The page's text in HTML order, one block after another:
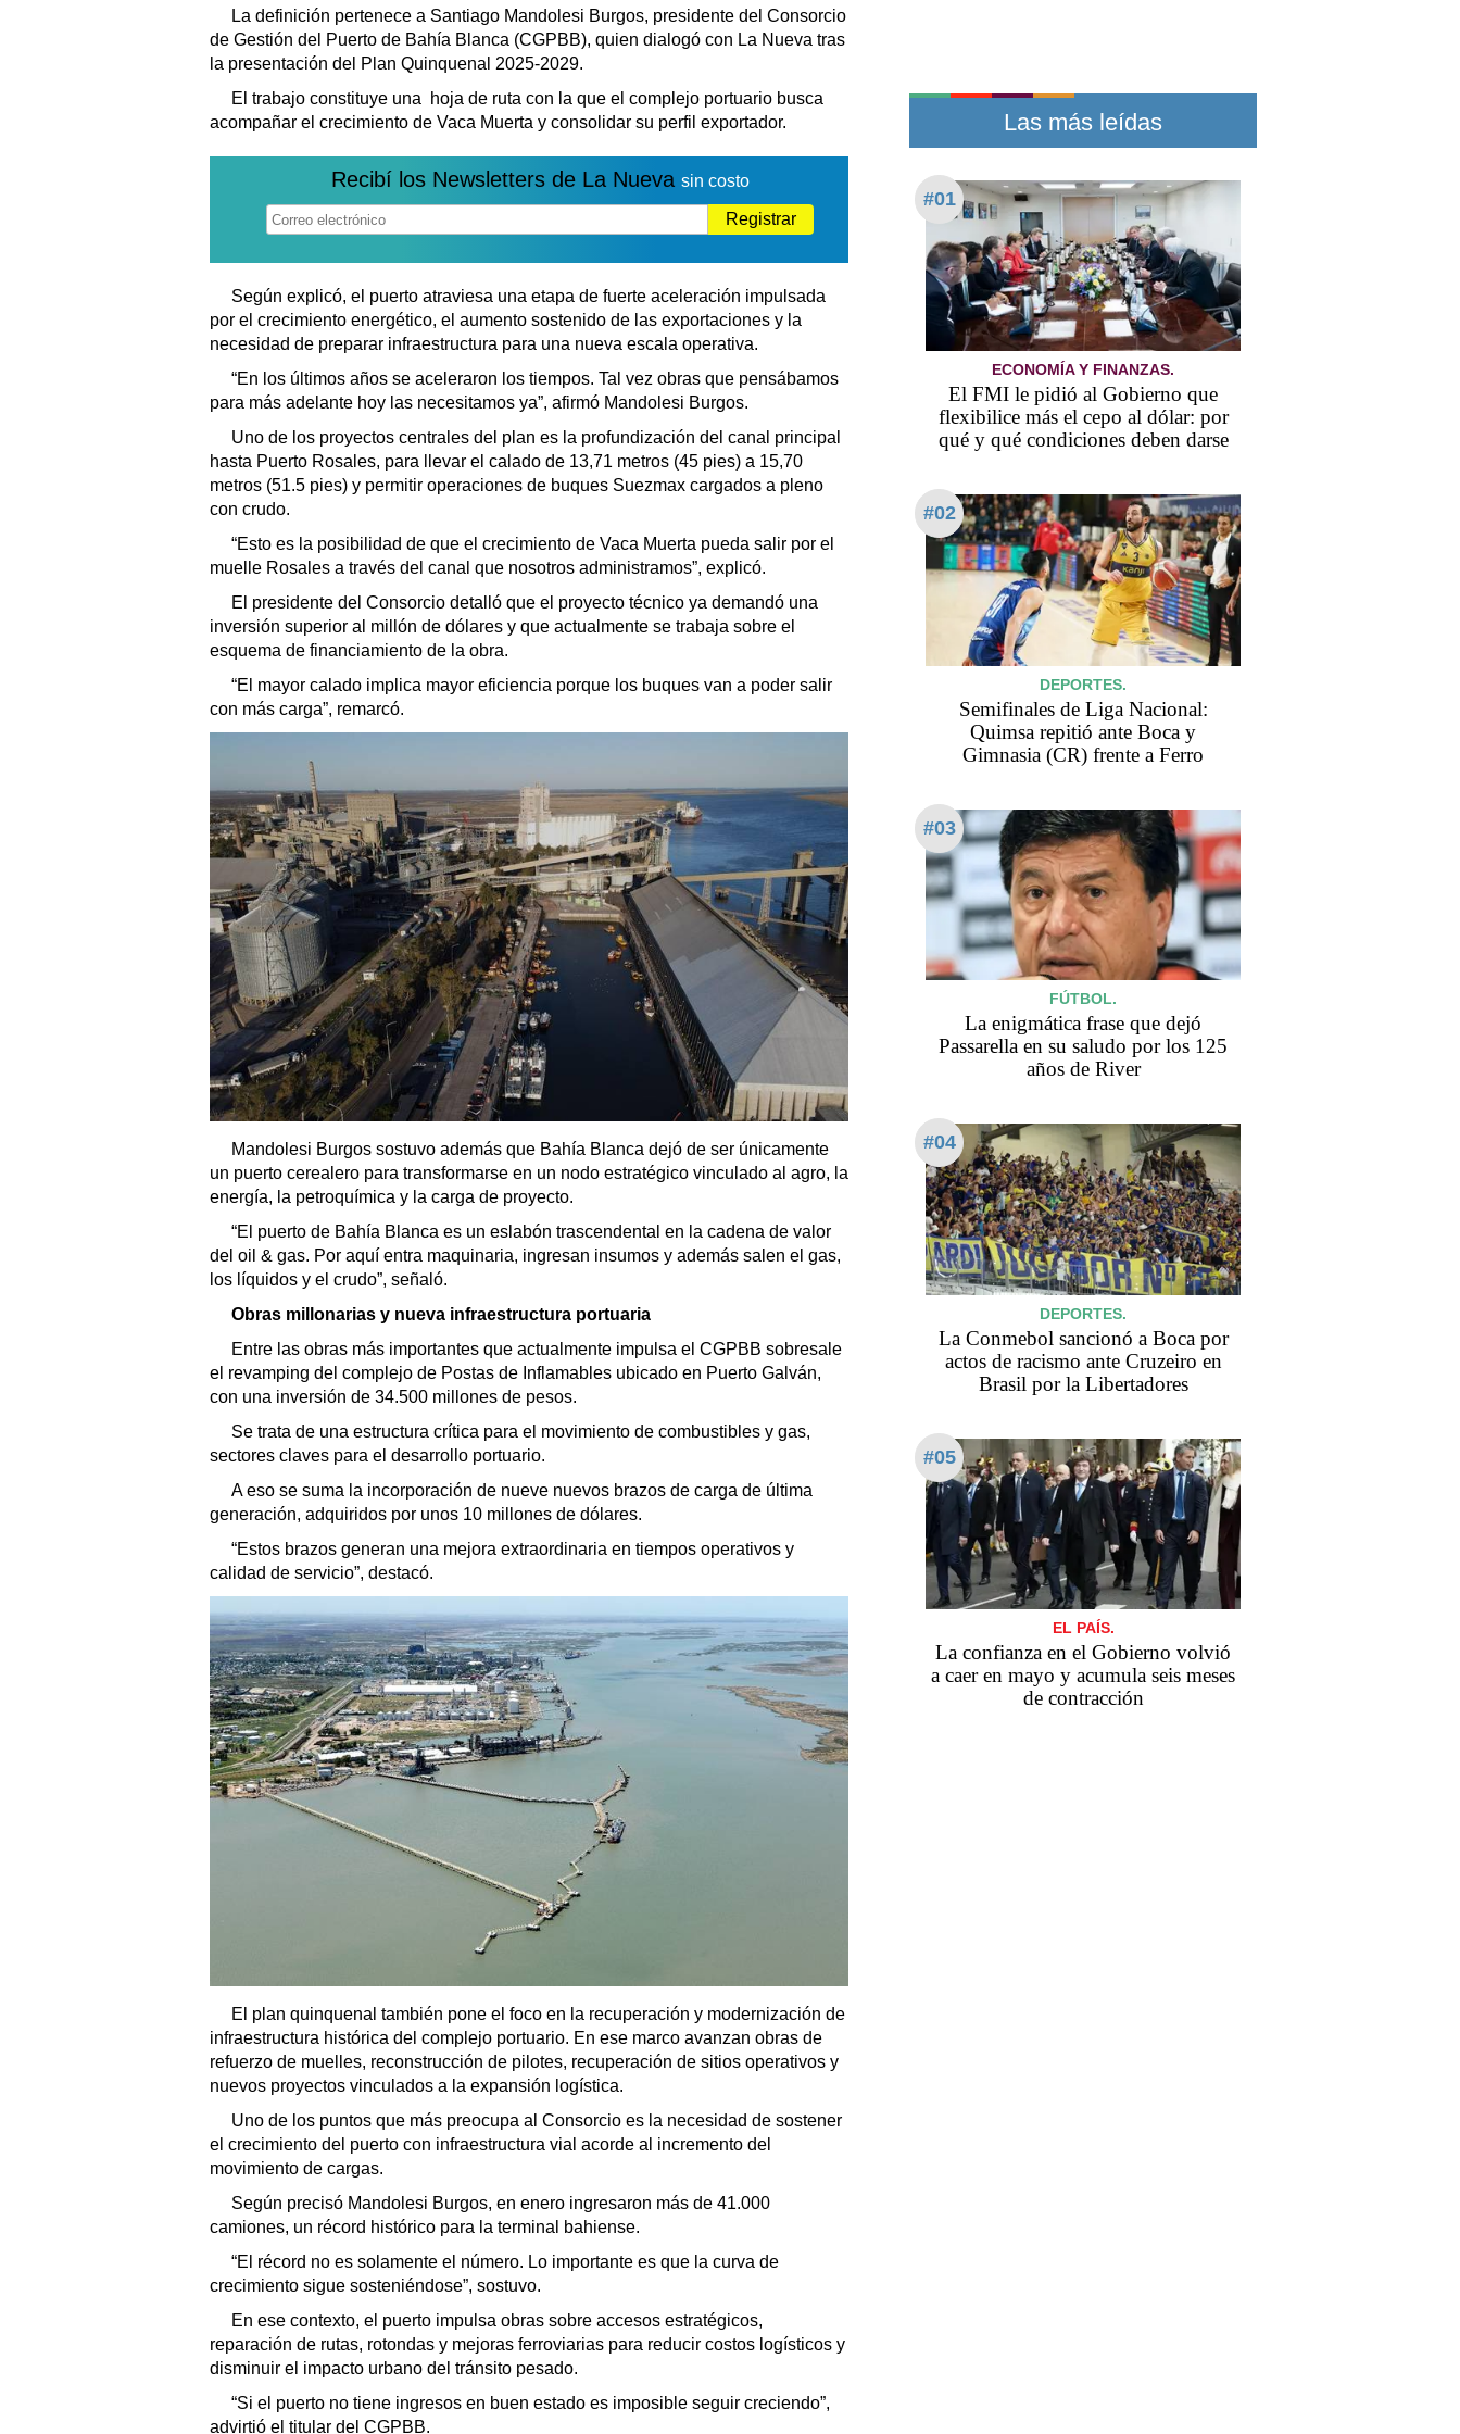
Teléfonos de urgencia
La definición pertenece a Santiago Mandolesi Burgos, presidente del Consorcio
de Gestión del Puerto de Bahía Blanca (CGPBB), quien dialogó con La Nueva tras
la presentación del Plan Quinquenal 2025-2029.
El trabajo constituye una hoja de ruta con la que el complejo portuario busca
acompañar el crecimiento de Vaca Muerta y consolidar su perfil exportador.
Recibí los Newsletters de La Nueva sin costo
Registrar
Según explicó, el puerto atraviesa una etapa de fuerte aceleración impulsada
por el crecimiento energético, el aumento sostenido de las exportaciones y la
necesidad de preparar infraestructura para una nueva escala operativa.
“En los últimos años se aceleraron los tiempos. Tal vez obras que pensábamos
para más adelante hoy las necesitamos ya”, afirmó Mandolesi Burgos.
Uno de los proyectos centrales del plan es la profundización del canal principal
hasta Puerto Rosales, para llevar el calado de 13,71 metros (45 pies) a 15,70
metros (51.5 pies) y permitir operaciones de buques Suezmax cargados a pleno
con crudo.
“Esto es la posibilidad de que el crecimiento de Vaca Muerta pueda salir por el
muelle Rosales a través del canal que nosotros administramos”, explicó.
El presidente del Consorcio detalló que el proyecto técnico ya demandó una
inversión superior al millón de dólares y que actualmente se trabaja sobre el
esquema de financiamiento de la obra.
“El mayor calado implica mayor eficiencia porque los buques van a poder salir
con más carga”, remarcó.
Mandolesi Burgos sostuvo además que Bahía Blanca dejó de ser únicamente
un puerto cerealero para transformarse en un nodo estratégico vinculado al agro, la
energía, la petroquímica y la carga de proyecto.
“El puerto de Bahía Blanca es un eslabón trascendental en la cadena de valor
del oil & gas. Por aquí entra maquinaria, ingresan insumos y además salen el gas,
los líquidos y el crudo”, señaló.
Obras millonarias y nueva infraestructura portuaria
Entre las obras más importantes que actualmente impulsa el CGPBB sobresale
el revamping del complejo de Postas de Inflamables ubicado en Puerto Galván,
con una inversión de 34.500 millones de pesos.
Se trata de una estructura crítica para el movimiento de combustibles y gas,
sectores claves para el desarrollo portuario.
A eso se suma la incorporación de nueve nuevos brazos de carga de última
generación, adquiridos por unos 10 millones de dólares.
“Estos brazos generan una mejora extraordinaria en tiempos operativos y
calidad de servicio”, destacó.
El plan quinquenal también pone el foco en la recuperación y modernización de
infraestructura histórica del complejo portuario. En ese marco avanzan obras de
refuerzo de muelles, reconstrucción de pilotes, recuperación de sitios operativos y
nuevos proyectos vinculados a la expansión logística.
Uno de los puntos que más preocupa al Consorcio es la necesidad de sostener
el crecimiento del puerto con infraestructura vial acorde al incremento del
movimiento de cargas.
Según precisó Mandolesi Burgos, en enero ingresaron más de 41.000
camiones, un récord histórico para la terminal bahiense.
“El récord no es solamente el número. Lo importante es que la curva de
crecimiento sigue sosteniéndose”, sostuvo.
En ese contexto, el puerto impulsa obras sobre accesos estratégicos,
reparación de rutas, rotondas y mejoras ferroviarias para reducir costos logísticos y
disminuir el impacto urbano del tránsito pesado.
“Si el puerto no tiene ingresos en buen estado es imposible seguir creciendo”,
advirtió el titular del CGPBB.
Las más leídas
#01
ECONOMÍA Y FINANZAS.
El FMI le pidió al Gobierno que
flexibilice más el cepo al dólar: por
qué y qué condiciones deben darse
#02
DEPORTES.
Semifinales de Liga Nacional:
Quimsa repitió ante Boca y
Gimnasia (CR) frente a Ferro
#03
FÚTBOL.
La enigmática frase que dejó
Passarella en su saludo por los 125
años de River
#04
DEPORTES.
La Conmebol sancionó a Boca por
actos de racismo ante Cruzeiro en
Brasil por la Libertadores
#05
EL PAÍS.
La confianza en el Gobierno volvió
a caer en mayo y acumula seis meses
de contracción